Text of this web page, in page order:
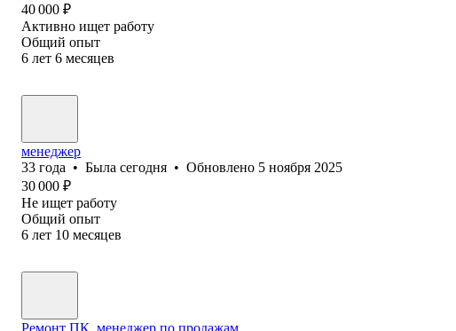
40 000 ₽
Активно ищет работу
Общий опыт
6 лет 6 месяцев
менеджер
33 года • Была сегодня • Обновлено 5 ноября 2025
30 000 ₽
Не ищет работу
Общий опыт
6 лет 10 месяцев
Ремонт ПК, менеджер по продажам